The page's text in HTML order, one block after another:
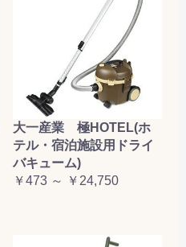
大一産業 極HOTEL(ホ
テル・宿泊施設用ドライ
バキューム)
￥473 ～ ￥24,750